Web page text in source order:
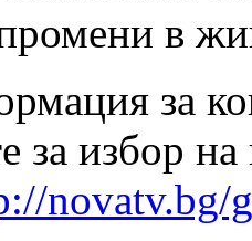
в
за
за избор
novatv.bg/